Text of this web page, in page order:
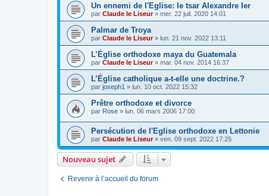
Un ennemi de l'Eglise: le tsar Alexandre Ier
par Claude le Liseur» mer. 22 juil. 2020 14:01
Palmar de Troya
par Claude le Liseur» lun. 21 nov. 2022 13:11
L’Église orthodoxe maya du Guatemala
par Claude le Liseur» mar. 04 nov. 2014 16:37
L’Église catholique a-t-elle une doctrine.?
par joseph1 » lun. 10 oct. 2022 15:32
Prêtre orthodoxe et divorce
par Rose » lun. 06 mars 2006 17:00
Persécution de l'Eglise orthodoxe en Lettonie
par Claude le Liseur» ven. 09 sept. 2022 17:25
Nouveau sujet
Revenir à l’accueil du forum